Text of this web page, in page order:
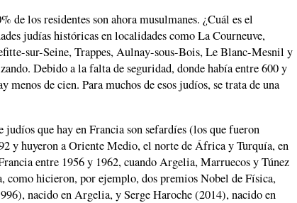
de los residentes son ahora musulmanes. ¿Cuál es el
judías históricas en localidades como La Courneuve,
sur-Seine, Trappes, Aulnay-sous-Bois, Le Blanc-Mesnil y
Debido a la falta de seguridad, donde había entre 600 y
menos de cien. Para muchos de esos judíos, se trata de una
que hay en Francia son sefardíes (los que fueron
y huyeron a Oriente Medio, el norte de África y Turquía, en
entre 1956 y 1962, cuando Argelia, Marruecos y Túnez
como hicieron, por ejemplo, dos premios Nobel de Física,
nacido en Argelia, y Serge Haroche (2014), nacido en